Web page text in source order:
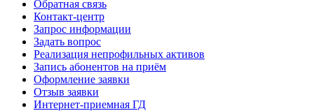
Обратная связь
Контакт-центр
Запрос информации
Задать вопрос
Реализация непрофильных активов
Запись абонентов на приём
Оформление заявки
Отзыв заявки
Интернет-приемная ГД